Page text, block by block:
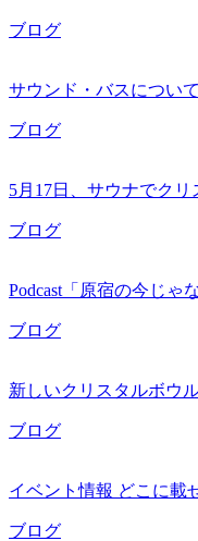
ブログ
サウンド・バスについ
ブログ
5月17日、サウナでク
ブログ
Podcast「原宿の今じゃ
ブログ
新しいクリスタルボウ
ブログ
イベント情報 どこに載
ブログ